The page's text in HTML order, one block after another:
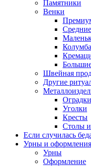
Памятники
Венки
Средние
Швейная
Другие
Оградки
Уголки
Кресты
Столы
Если случилась
Урны и оформления
Урны
Оформление